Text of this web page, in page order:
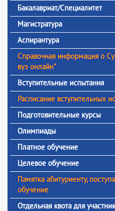
Бакалавриат/Специалитет
Магистратура
Аспирантура
Справочная информация о
вуз онлайн"
Вступительные испытания
Расписание вступительных
Подготовительные курсы
Олимпиады
Платное обучение
Целевое обучение
Памятка абитуриенту,
обучение
Отдельная квота для